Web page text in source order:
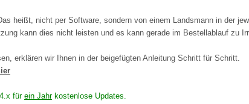
heißt, nicht per Software, sondern von einem Landsmann in der
kann dies nicht leisten und es kann gerade im Bestellablauf zu
erklären wir Ihnen in der beigefügten Anleitung Schritt für Schritt.
für ein Jahrkostenlose Updates.